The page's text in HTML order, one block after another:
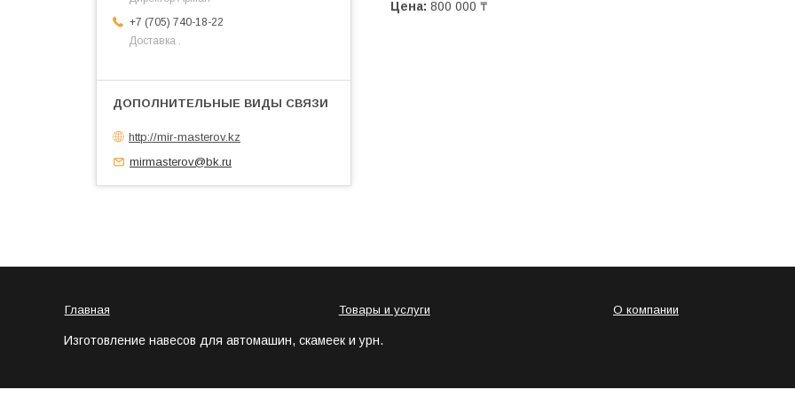
Цена: 800 000 ₸
+7 (705) 740-18-22
Доставка .
http://mir-masterov.kz
mirmasterov@bk.ru
Главная Товары и услуги О компании
Изготовление навесов для автомашин, скамеек и урн.